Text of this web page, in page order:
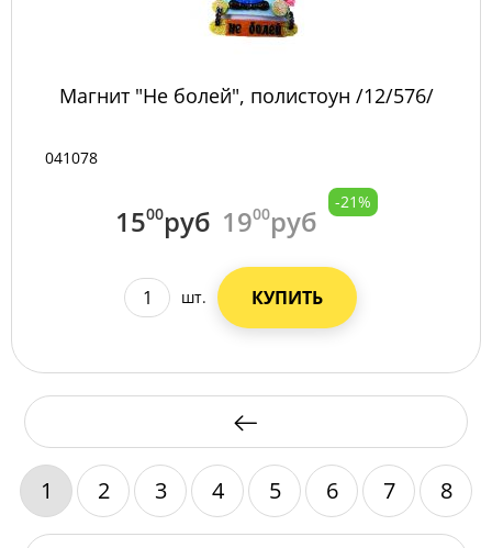
Магнит "Не болей", полистоун /12/576/
041078
1500руб 1900руб
-21%
шт. КУПИТЬ
1 2 3 4 5 6 7 8